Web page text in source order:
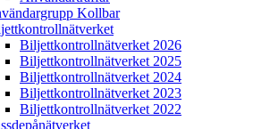
Kollbar
Biljettkontroll­nätverket 2026
Biljettkontroll­nätverket 2025
Biljettkontroll­nätverket 2024
Biljettkontroll­nätverket 2023
Biljettkontroll­nätverket 2022